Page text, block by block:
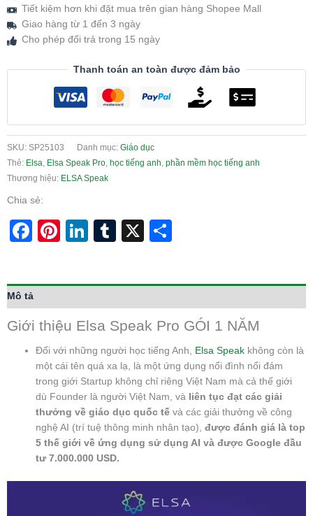
Tiết kiệm hơn khi đặt mua trên gian hàng Shopee Mall
Giao hàng từ 1 đến 3 ngày
Cho phép đổi trả trong 15 ngày
Thanh toán an toàn được đảm bảo
SKU: SP25103 Danh mục: Giáo dục
Thẻ: Elsa, Elsa Speak Pro, học tiếng anh, phần mềm học tiếng anh
Thương hiệu: ELSA Speak
Chia sẻ:
Facebook
Pinterest
LinkedIn
Tumblr
X
Mô tả
Giới thiệu Elsa Speak Pro GÓI 1 NĂM
Đối với những người học tiếng Anh, Elsa Speak không còn là
một cái tên quá xa lạ, là một ứng dụng nổi đình nổi đám
trong giới Startup không chỉ riêng Việt Nam mà cả thế giới
dù Founder là người Việt Nam, và liên tục đạt các giải
thưởng về giáo dục quốc tế và các giải thưởng về công
nghệ AI (trí tuệ thông minh nhân tạo),được đánh giá là top
5 thế giới về ứng dụng sử dụng AI và được Google đầu
tư 7.000.000 USD.